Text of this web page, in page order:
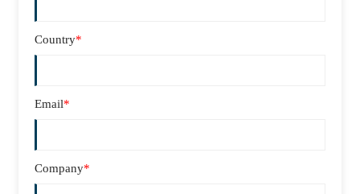
Country*
Email*
Company*